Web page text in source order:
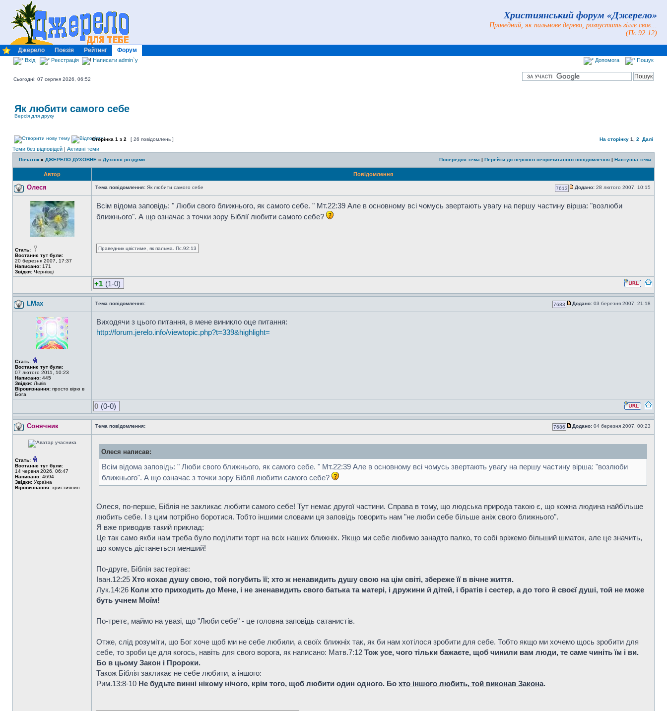
Християнський форум «Джерело»
Праведний, як пальмове дерево, розпустить гіллє своє...
(Пс.92:12)
Джерело Поезія Рейтинг Форум
Вхід Реєстрація Написати admin`у Допомога Пошук
Сьогодні: 07 серпня 2026, 06:52
Як любити самого себе
Версія для друку
Сторінка 1 з 2 [ 26 повідомлень ] На сторінку 1 2 Далі
Теми без відповідей | Активні теми
Початок » ДЖЕРЕЛО ДУХОВНЕ » Духовні роздуми Попередня тема | Перейти до першого непрочитаного повідомлення | Наступна тема
Автор Повідомлення
Олеся Тема повідомлення: Як любити самого себе 7613 Додано: 28 лютого 2007, 10:15
Стать:
Востаннє тут були:
20 березня 2007, 17:37
Написано: 171
Звідки: Чернівці
Всім відома заповідь: " Люби свого ближнього, як самого себе. " Мт.22:39 Але в основному всі чомусь звертають увагу на першу частину вірша: "возлюби
ближнього". А що означає з точки зору Біблії любити самого себе?
Праведник цвістиме, як пальма. Пс.92:13
+1 (1-0)
LMax Тема повідомлення: 7683 Додано: 03 березня 2007, 21:18
Стать:
Востаннє тут були:
07 лютого 2011, 10:23
Написано: 445
Звідки: Львів
Віровизнання: просто вірю в
Бога
Виходячи з цього питання, в мене виникло оце питання:
http://forum.jerelo.info/viewtopic.php?t=339&highlight=
0 (0-0)
Сонячник Тема повідомлення: 7686 Додано: 04 березня 2007, 00:23
Стать:
Востаннє тут були:
14 червня 2026, 06:47
Написано: 4694
Звідки: Україна
Віровизнання: християнин
Олеся написав:
Всім відома заповідь: " Люби свого ближнього, як самого себе. " Мт.22:39 Але в основному всі чомусь звертають увагу на першу частину вірша: "возлюби
ближнього". А що означає з точки зору Біблії любити самого себе?
Олеся, по-перше, Біблія не закликає любити самого себе! Тут немає другої частини. Справа в тому, що людська природа такою є, що кожна людина найбільше
любить себе. І з цим потрібно боротися. Тобто іншими словами ця заповідь говорить нам "не люби себе більше аніж свого ближнього".
Я вже приводив такий приклад:
Це так само якби нам треба було поділити торт на всіх наших ближніх. Якщо ми себе любимо занадто палко, то собі вріжемо більший шматок, але це значить,
що комусь дістанеться менший!
По-друге, Біблія застерігає:
Iван.12:25 Хто кохає душу свою, той погубить її; хто ж ненавидить душу свою на цім світі, збереже її в вічне життя.
Лук.14:26 Коли хто приходить до Мене, і не зненавидить свого батька та матері, і дружини й дітей, і братів і сестер, а до того й своєї душі, той не може
буть учнем Моїм!
По-третє, маймо на увазі, що "Люби себе" - це головна заповідь сатанистів.
Отже, слід розуміти, що Бог хоче щоб ми не себе любили, а своїх ближніх так, як би нам хотілося зробити для себе. Тобто якщо ми хочемо щось зробити для
себе, то зроби це для когось, навіть для свого ворога, як написано: Матв.7:12 Тож усе, чого тільки бажаєте, щоб чинили вам люди, те саме чиніть їм і ви.
Бо в цьому Закон і Пророки.
Також Біблія закликає не себе любити, а іншого:
Рим.13:8-10 Не будьте винні нікому нічого, крім того, щоб любити один одного. Бо хто іншого любить, той виконав Закона.